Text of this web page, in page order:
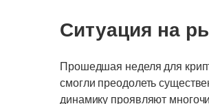
Ситуация на
Прошедшая неделя для
смогли преодолеть
динамику проявляют